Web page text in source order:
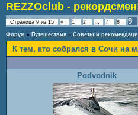
REZZOclub -
Страница 9 из 15 « 1 2 … 7 8 9
Форум » Путешествия » Советы и
К тем, кто собрался в Сочи на
Podvodnik